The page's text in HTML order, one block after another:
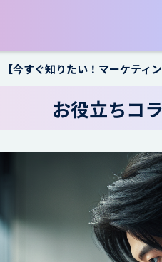
【今すぐ知りたい！マーケティ
お役立ちコ